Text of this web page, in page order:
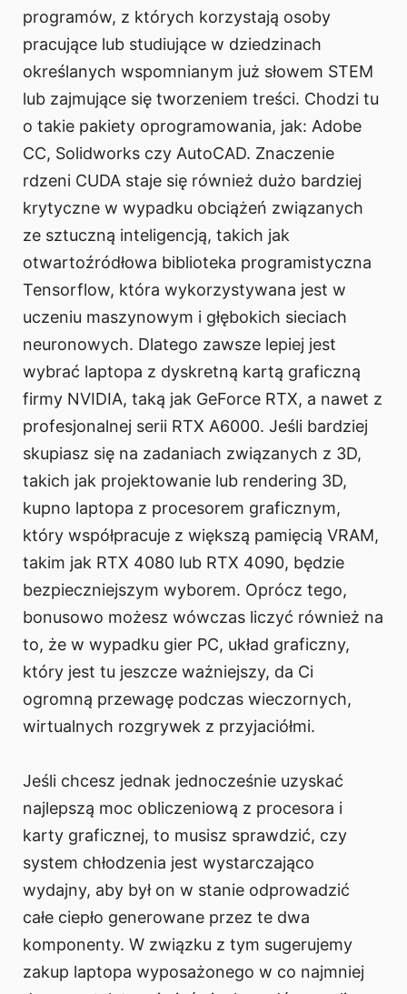
programów, z których korzystają osoby
pracujące lub studiujące w dziedzinach
określanych wspomnianym już słowem STEM
lub zajmujące się tworzeniem treści. Chodzi tu
o takie pakiety oprogramowania, jak: Adobe
CC, Solidworks czy AutoCAD. Znaczenie
rdzeni CUDA staje się również dużo bardziej
krytyczne w wypadku obciążeń związanych
ze sztuczną inteligencją, takich jak
otwartoźródłowa biblioteka programistyczna
Tensorflow, która wykorzystywana jest w
uczeniu maszynowym i głębokich sieciach
neuronowych. Dlatego zawsze lepiej jest
wybrać laptopa z dyskretną kartą graficzną
firmy NVIDIA, taką jak GeForce RTX, a nawet z
profesjonalnej serii RTX A6000. Jeśli bardziej
skupiasz się na zadaniach związanych z 3D,
takich jak projektowanie lub rendering 3D,
kupno laptopa z procesorem graficznym,
który współpracuje z większą pamięcią VRAM,
takim jak RTX 4080 lub RTX 4090, będzie
bezpieczniejszym wyborem. Oprócz tego,
bonusowo możesz wówczas liczyć również na
to, że w wypadku gier PC, układ graficzny,
który jest tu jeszcze ważniejszy, da Ci
ogromną przewagę podczas wieczornych,
wirtualnych rozgrywek z przyjaciółmi.
Jeśli chcesz jednak jednocześnie uzyskać
najlepszą moc obliczeniową z procesora i
karty graficznej, to musisz sprawdzić, czy
system chłodzenia jest wystarczająco
wydajny, aby był on w stanie odprowadzić
całe ciepło generowane przez te dwa
komponenty. W związku z tym sugerujemy
zakup laptopa wyposażonego w co najmniej